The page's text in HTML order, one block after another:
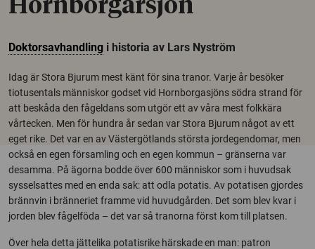
Hornborgarsjön
Doktorsavhandling i historia av Lars Nyström
Idag är Stora Bjurum mest känt för sina tranor. Varje år besöker
tiotusentals människor godset vid Hornborgasjöns södra strand för
att beskåda den fågeldans som utgör ett av våra mest folkkära
vårtecken. Men för hundra år sedan var Stora Bjurum något av ett
eget rike. Det var en av Västergötlands största jordegendomar, men
också en egen församling och en egen kommun – gränserna var
desamma. På ägorna bodde över 600 människor som i huvudsak
sysselsattes med en enda sak: att odla potatis. Av potatisen gjordes
brännvin i bränneriet framme vid huvudgården. Det som blev kvar i
jorden blev fågelföda – det var så tranorna först kom till platsen.
Över hela detta jättelika potatisrike härskade en man: patron